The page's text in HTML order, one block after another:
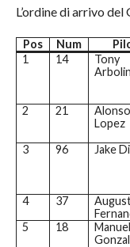
L’ordine di arrivo
Pos Num
1
14
Tony
2 21
Alonso
Lopez
3
96 Jake
4
37
5
18
Manuel